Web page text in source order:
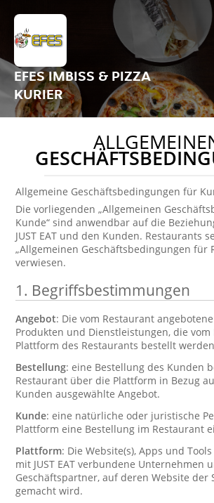
EFES IMBISS & PIZZA
KURIER
Allgemeine Geschäftsbedingungen für
Die vorliegenden „Allgemeinen
Kunde“ sind anwendbar auf die
JUST EAT und den Kunden. Restaurants
„Allgemeinen Geschäftsbedingungen für
verwiesen.
1. Begriffsbestimmungen
Angebot: Die vom Restaurant
Produkten und Dienstleistungen, die
Plattform des Restaurants bestellt
Bestellung: eine Bestellung des Kunden
Restaurant über die Plattform in Bezug
Kunden ausgewählte Angebot.
Kunde: eine natürliche oder juristische
Plattform eine Bestellung im Restaurant
Plattform: Die Website(s), Apps und Tools
mit JUST EAT verbundene Unternehmen
Geschäftspartner, auf deren Website der
gemacht wird.